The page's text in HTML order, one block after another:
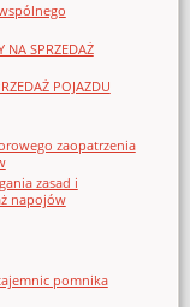
NA SPRZEDAŻ
POJAZDU
zaopatrzenia
zasad i
napojów
pomnika